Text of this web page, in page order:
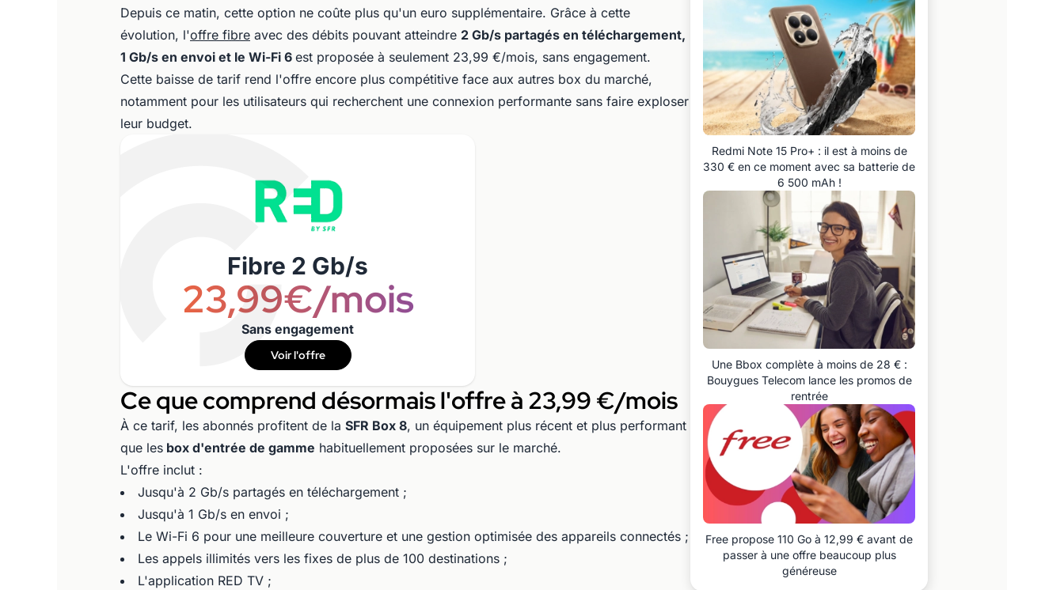
Depuis ce matin, cette option ne coûte plus qu'un euro supplémentaire. Grâce à cette
évolution, l'offre fibre avec des débits pouvant atteindre 2 Gb/s partagés en téléchargement,
1 Gb/s en envoi et le Wi-Fi 6 est proposée à seulement 23,99 €/mois, sans engagement.
Cette baisse de tarif rend l'offre encore plus compétitive face aux autres box du marché,
notamment pour les utilisateurs qui recherchent une connexion performante sans faire exploser
leur budget.
Fibre 2 Gb/s
23,99€/mois
Sans engagement
Voir l'offre
Ce que comprend désormais l'offre à 23,99 €/mois
À ce tarif, les abonnés profitent de la SFR Box 8, un équipement plus récent et plus performant
que les box d'entrée de gamme habituellement proposées sur le marché.
L'offre inclut :
Jusqu'à 2 Gb/s partagés en téléchargement ;
Jusqu'à 1 Gb/s en envoi ;
Le Wi-Fi 6 pour une meilleure couverture et une gestion optimisée des appareils connectés ;
Les appels illimités vers les fixes de plus de 100 destinations ;
L'application RED TV ;
Redmi Note 15 Pro+ : il est à moins de
330 € en ce moment avec sa batterie de
6 500 mAh !
Une Bbox complète à moins de 28 € :
Bouygues Telecom lance les promos de
rentrée
Free propose 110 Go à 12,99 € avant de
passer à une offre beaucoup plus
généreuse